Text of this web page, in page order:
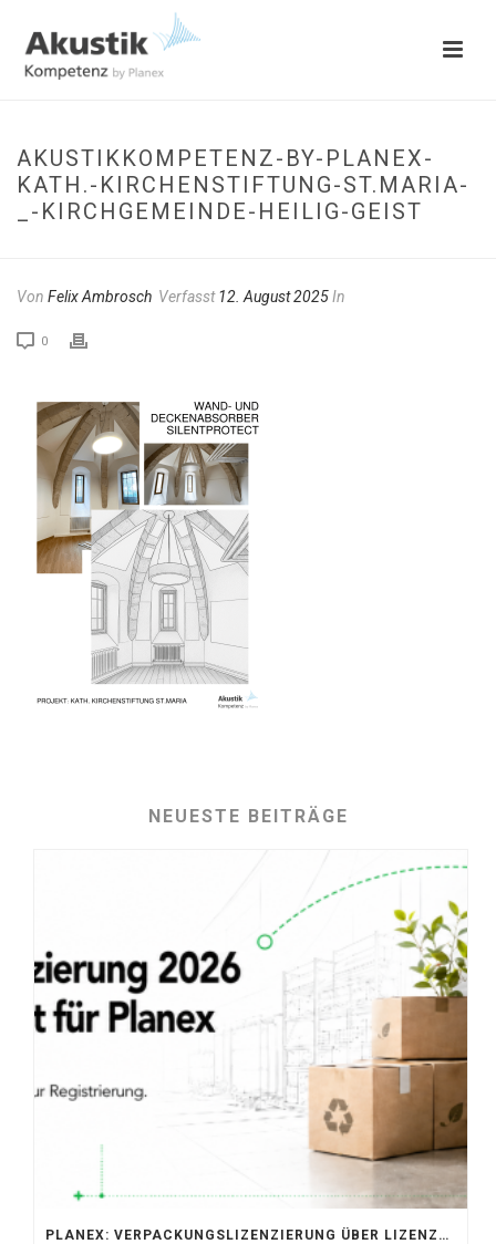
AKUSTIKKOMPETENZ-BY-PLANEX-
KATH.-KIRCHENSTIFTUNG-ST.MARIA-
_-KIRCHGEMEINDE-HEILIG-GEIST
Von Felix Ambrosch Verfasst12. August 2025In
0
NEUESTE BEITRÄGE
PLANEX: VERPACKUNGSLIZENZIERUNG ÜBER LIZENZERO & LUCID 2026